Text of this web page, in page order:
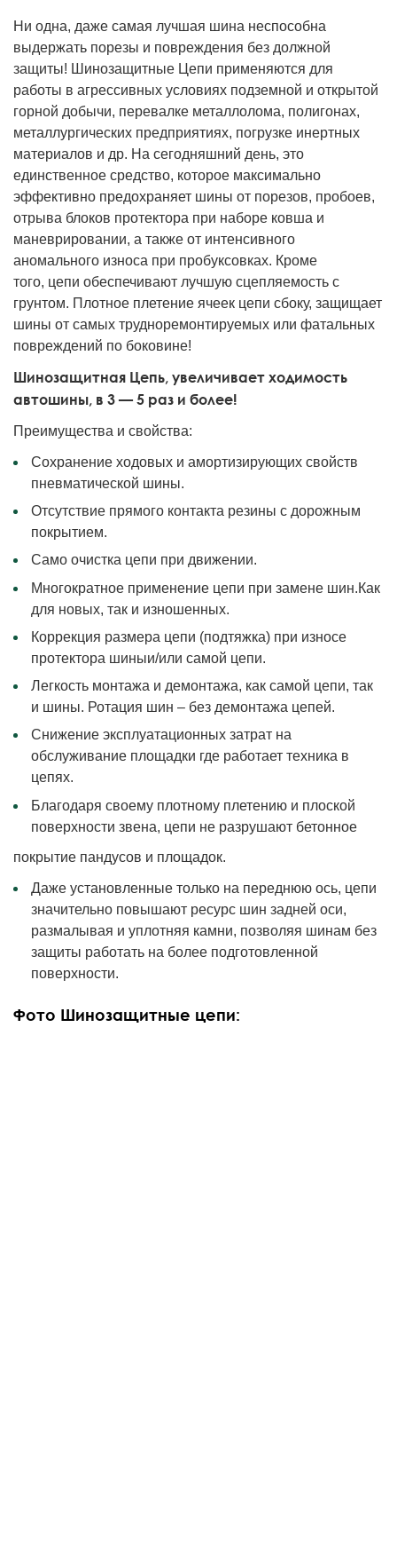
Ни одна, даже самая лучшая шина неспособна
выдержать порезы и повреждения без должной
защиты! Шинозащитные Цепи применяются для
работы в агрессивных условиях подземной и открытой
горной добычи, перевалке металлолома, полигонах,
металлургических предприятиях, погрузке инертных
материалов и др. На сегодняшний день, это
единственное средство, которое максимально
эффективно предохраняет шины от порезов, пробоев,
отрыва блоков протектора при наборе ковша и
маневрировании, а также от интенсивного
аномального износа при пробуксовках. Кроме
того, цепи обеспечивают лучшую сцепляемость с
грунтом. Плотное плетение ячеек цепи сбоку, защищает
шины от самых трудноремонтируемых или фатальных
повреждений по боковине!
Шинозащитная Цепь, увеличивает ходимость
автошины, в 3 — 5 раз и более!
Преимущества и свойства:
Сохранение ходовых и амортизирующих свойств
пневматической шины.
Отсутствие прямого контакта резины с дорожным
покрытием.
Само очистка цепи при движении.
Многократное применение цепи при замене шин.Как
для новых, так и изношенных.
Коррекция размера цепи (подтяжка) при износе
протектора шиныи/или самой цепи.
Легкость монтажа и демонтажа, как самой цепи, так
и шины. Ротация шин – без демонтажа цепей.
Снижение эксплуатационных затрат на
обслуживание площадки где работает техника в
цепях.
Благодаря своему плотному плетению и плоской
поверхности звена, цепи не разрушают бетонное
покрытие пандусов и площадок.
Даже установленные только на переднюю ось, цепи
значительно повышают ресурс шин задней оси,
размалывая и уплотняя камни, позволяя шинам без
защиты работать на более подготовленной
поверхности.
Фото Шинозащитные цепи: